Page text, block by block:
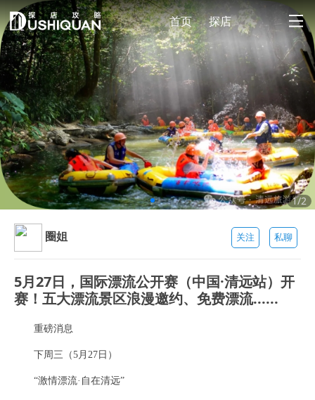
首页 探店
1/2
圈姐 关注 私聊
5月27日，国际漂流公开赛（中国·清远站）开
赛！五大漂流景区浪漫邀约、免费漂流......
重磅消息
下周三（5月27日）
“激情漂流·自在清远”